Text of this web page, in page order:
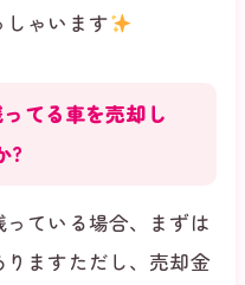
しゃいます
てる車を売却し
?
ている場合、まずは
ますただし、売却金